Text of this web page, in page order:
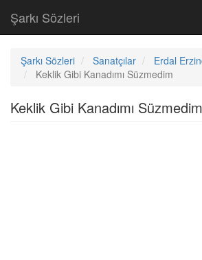
Şarkı Sözleri
Şarkı Sözleri Sanatçılar
Erdal
Keklik Gibi Kanadımı Süzmedim
Keklik Gibi Kanadımı Süzmedim